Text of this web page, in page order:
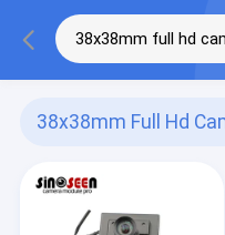
38x38mm Full Hd